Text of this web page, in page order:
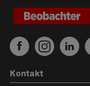
Kontakt